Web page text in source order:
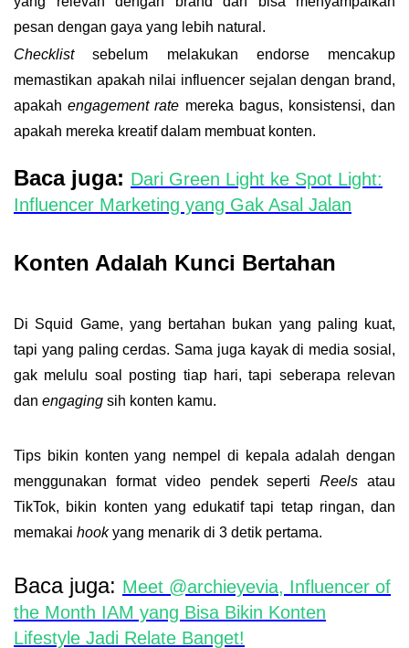
pesan dengan gaya yang lebih natural.
Checklistsebelum melakukan endorse mencakup
memastikan apakah nilai influencer sejalan dengan brand,
apakahengagement rate mereka bagus, konsistensi, dan
apakah mereka kreatif dalam membuat konten.
Baca juga: Dari Green Light ke Spot Light:
Influencer Marketing yang Gak Asal Jalan
Konten Adalah Kunci Bertahan
Di Squid Game, yang bertahan bukan yang paling kuat,
tapi yang paling cerdas. Sama juga kayak di media sosial,
gak melulu soal posting tiap hari, tapi seberapa relevan
dan engaging sih konten kamu.
Tips bikin konten yang nempel di kepala adalah dengan
menggunakan format video pendek sepertiReels atau
TikTok, bikin konten yang edukatif tapi tetap ringan, dan
memakai hookyang menarik di 3 detik pertama.
Baca juga: Meet @archieyevia, Influencer of
the Month IAM yang Bisa Bikin Konten
Lifestyle Jadi Relate Banget!